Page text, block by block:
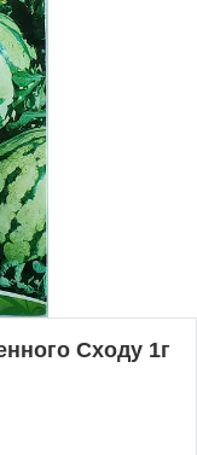
Сходу 1г